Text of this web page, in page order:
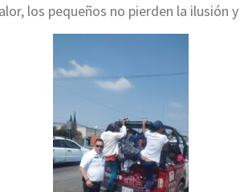
los pequeños no pierden la ilusión